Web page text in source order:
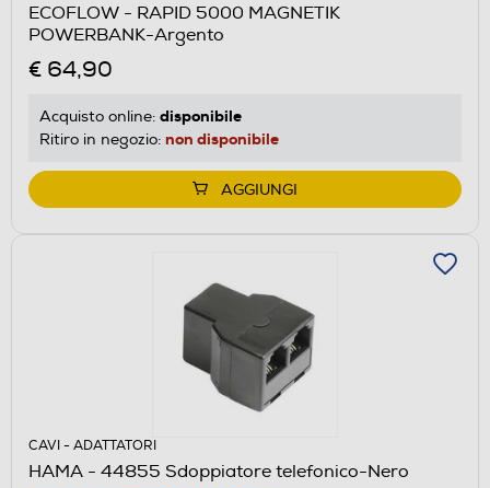
ECOFLOW - RAPID 5000 MAGNETIK
POWERBANK-Argento
€ 64,90
Acquisto online: disponibile
Ritiro in negozio: non disponibile
AGGIUNGI
CAVI - ADATTATORI
HAMA - 44855 Sdoppiatore telefonico-Nero